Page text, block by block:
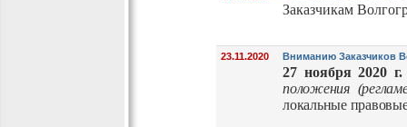
Заказчикам
23.11.2020 Вниманию Заказчиков
27 ноября 2020 г.
положения
локальные